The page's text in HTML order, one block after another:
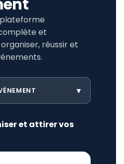
plateforme
et
réussir et
et attirer vos